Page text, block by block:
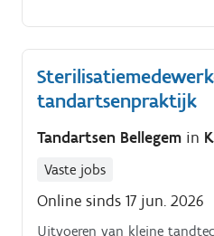
tandartsenpraktijk
Tandartsen Bellegem in
Vaste jobs
Online sinds 17 jun. 2026
Uitvoeren van kleine